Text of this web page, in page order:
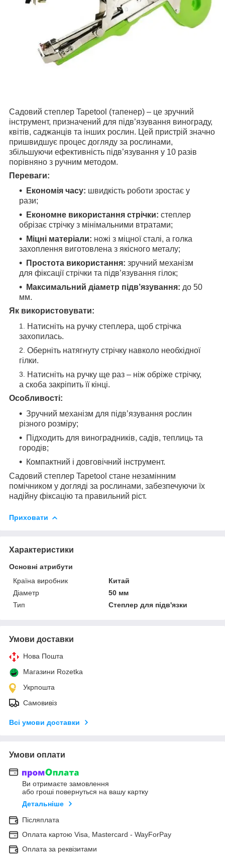
Садовий степлер Tapetool (тапенер) – це зручний
інструмент, призначений для підв’язування винограду,
квітів, саджанців та інших рослин. Цей пристрій значно
пришвидшує процес догляду за рослинами,
збільшуючи ефективність підв’язування у 10 разів
порівняно з ручним методом.
Переваги:
Економія часу: швидкість роботи зростає у
рази;
Економне використання стрічки: степлер
обрізає стрічку з мінімальними втратами;
Міцні матеріали: ножі з міцної сталі, а голка
захоплення виготовлена з якісного металу;
Простота використання: зручний механізм
для фіксації стрічки та підв’язування гілок;
Максимальний діаметр підв’язування: до 50
мм.
Як використовувати:
Натисніть на ручку степлера, щоб стрічка
захопилась.
Оберніть натягнуту стрічку навколо необхідної
гілки.
Натисніть на ручку ще раз – ніж обріже стрічку,
а скоба закріпить її кінці.
Особливості:
Зручний механізм для підв’язування рослин
різного розміру;
Підходить для виноградників, садів, теплиць та
городів;
Компактний і довговічний інструмент.
Садовий степлер Tapetool стане незамінним
помічником у догляді за рослинами, забезпечуючи їх
надійну фіксацію та правильний ріст.
Приховати
Характеристики
Основні атрибути
Країна виробник
Китай
Діаметр
50 мм
Тип
Степлер для підв'язки
Умови доставки
Нова Пошта
Магазини Rozetka
Укрпошта
Самовивіз
Всі умови доставки
Умови оплати
Ви отримаєте замовлення
або гроші повернуться на вашу картку
Детальніше
Післяплата
Оплата картою Visa, Mastercard - WayForPay
Оплата за реквізитами